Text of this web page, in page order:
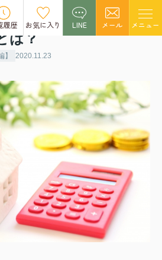
履歴 お気に入り LINE メール メニュー
たい！利用できる特
は？
2020.11.23